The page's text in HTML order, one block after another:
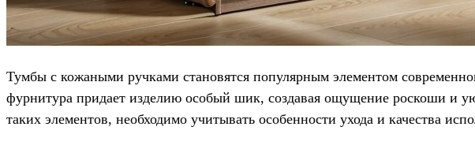
Тумбы с кожаными ручками становятся популярным элементом
фурнитура придает изделию особый шик, создавая ощущение роскоши и
таких элементов, необходимо учитывать особенности ухода и качества